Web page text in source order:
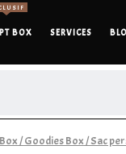
BOX SERVICES
/Goodies Box/ Sac